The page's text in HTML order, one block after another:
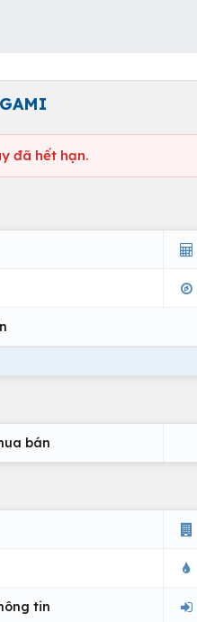
đã hết hạn.
bán
tin